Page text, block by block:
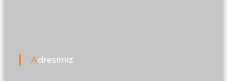
Adresimiz